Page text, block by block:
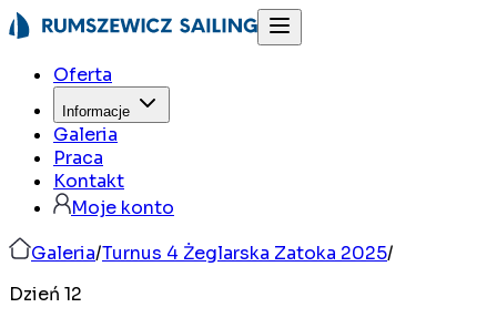
Oferta
Informacje
Galeria
Praca
Kontakt
Moje konto
Galeria/Turnus 4 Żeglarska Zatoka 2025/
Dzień 12